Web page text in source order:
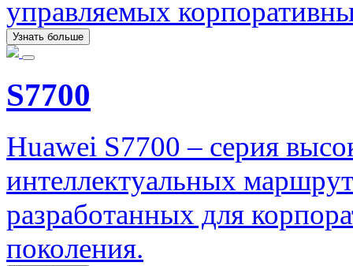
управляемых
Узнать больше
S7700
Huawei S7700 – серия
интеллектуальных
разработанных для
поколения.